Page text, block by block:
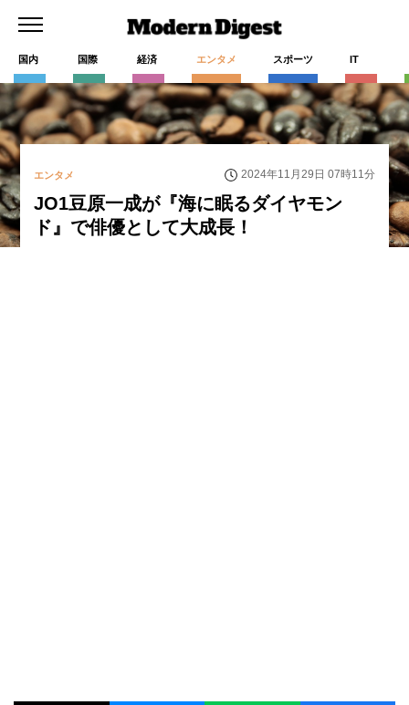
国内 国際 経済 エンタメ スポーツ IT
エンタメ 2024年11月29日 07時11分
JO1豆原一成が『海に眠るダイヤモン
ド』で俳優として大成長！